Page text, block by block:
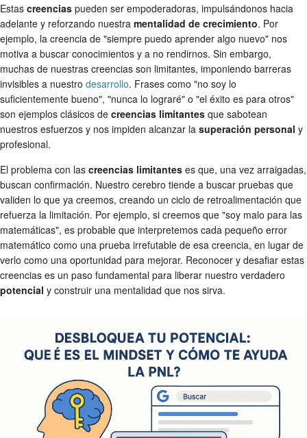
Estas creencias pueden ser empoderadoras, impulsándonos hacia
adelante y reforzando nuestra mentalidad de crecimiento. Por
ejemplo, la creencia de "siempre puedo aprender algo nuevo" nos
motiva a buscar conocimientos y a no rendirnos. Sin embargo,
muchas de nuestras creencias son limitantes, imponiendo barreras
invisibles a nuestro desarrollo. Frases como "no soy lo
suficientemente bueno", "nunca lo lograré" o "el éxito es para otros"
son ejemplos clásicos de creencias limitantes que sabotean
nuestros esfuerzos y nos impiden alcanzar la superación personal y
profesional.
El problema con las creencias limitantes es que, una vez arraigadas,
buscan confirmación. Nuestro cerebro tiende a buscar pruebas que
validen lo que ya creemos, creando un ciclo de retroalimentación que
refuerza la limitación. Por ejemplo, si creemos que "soy malo para las
matemáticas", es probable que interpretemos cada pequeño error
matemático como una prueba irrefutable de esa creencia, en lugar de
verlo como una oportunidad para mejorar. Reconocer y desafiar estas
creencias es un paso fundamental para liberar nuestro verdadero
potencial y construir una mentalidad que nos sirva.